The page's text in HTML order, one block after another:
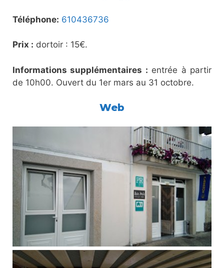
Téléphone: 610436736
Prix : dortoir : 15€.
Informations supplémentaires : entrée à partir
de 10h00. Ouvert du 1er mars au 31 octobre.
Web